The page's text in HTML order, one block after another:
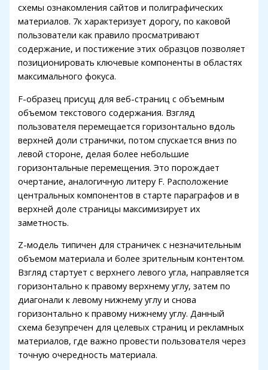
схемы ознакомления сайтов и полиграфических
материалов. 7к характеризует дорогу, по каковой
пользователи как правило просматривают
содержание, и постижение этих образцов позволяет
позиционировать ключевые компоненты в областях
максимального фокуса.
F-образец присущ для веб-страниц с объемным
объемом текстового содержания. Взгляд
пользователя перемещается горизонтально вдоль
верхней доли странички, потом спускается вниз по
левой стороне, делая более небольшие
горизонтальные перемещения. Это порождает
очертание, аналогичную литеру F. Расположение
центральных компонентов в старте параграфов и в
верхней доле страницы максимизирует их
заметность.
Z-модель типичен для страничек с незначительным
объемом материала и более зрительным контентом.
Взгляд стартует с верхнего левого угла, направляется
горизонтально к правому верхнему углу, затем по
диагонали к левому нижнему углу и снова
горизонтально к правому нижнему углу. Данный
схема безупречен для целевых страниц и рекламных
материалов, где важно провести пользователя через
точную очередность материала.